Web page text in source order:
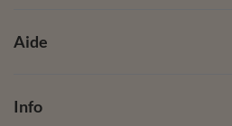
Aide
Info